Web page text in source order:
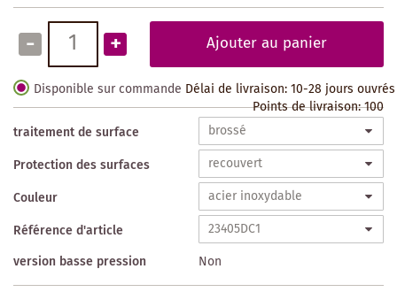
- + Ajouter au panier
Disponible sur commande Délai de livraison: 10-28 jours ouvrés
Points de livraison:100
traitement de surface
Protection des surfaces
Couleur
Référence d'article
version basse pression
Non